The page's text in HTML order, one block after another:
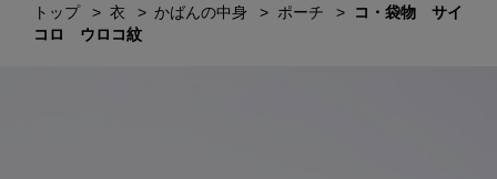
トップ 衣 かばんの中身 ポーチ
コ・袋物 サイ
コロ ウロコ紋